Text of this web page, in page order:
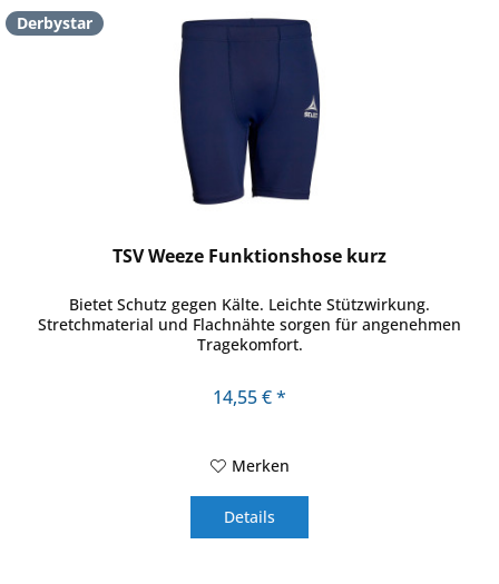
Derbystar
TSV Weeze Funktionshose kurz
Bietet Schutz gegen Kälte. Leichte Stützwirkung.
Stretchmaterial und Flachnähte sorgen für angenehmen
Tragekomfort.
14,55 € *
Merken
Details